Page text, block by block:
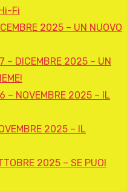
Fi
2025 – UN NUOVO
– DICEMBRE 2025 – UN
– NOVEMBRE 2025 – IL
2025 – IL
2025 – SE PUOI